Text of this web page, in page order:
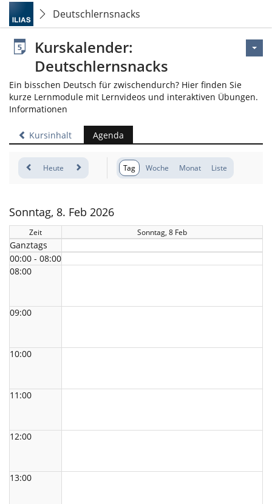
Deutschlernsnacks
Kurskalender:
Deutschlernsnacks
Ein bisschen Deutsch für zwischendurch? Hier finden Sie
kurze Lernmodule mit Lernvideos und interaktiven Übungen.
Informationen
Kursinhalt Agenda
Heute Tag Woche Monat Liste
Sonntag, 8. Feb 2026
Zeit Sonntag, 8 Feb
Ganztags
00:00 - 08:00
08:00
09:00
10:00
11:00
12:00
13:00